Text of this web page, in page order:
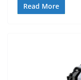
Read More